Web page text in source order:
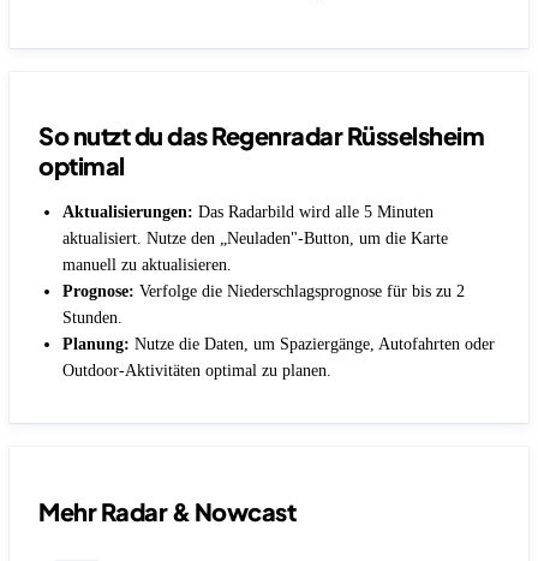
So nutzt du das Regenradar Rüsselsheim
optimal
Aktualisierungen: Das Radarbild wird alle 5 Minuten
aktualisiert. Nutze den „Neuladen"-Button, um die Karte
manuell zu aktualisieren.
Prognose: Verfolge die Niederschlagsprognose für bis zu 2
Stunden.
Planung: Nutze die Daten, um Spaziergänge, Autofahrten oder
Outdoor-Aktivitäten optimal zu planen.
Mehr Radar & Nowcast